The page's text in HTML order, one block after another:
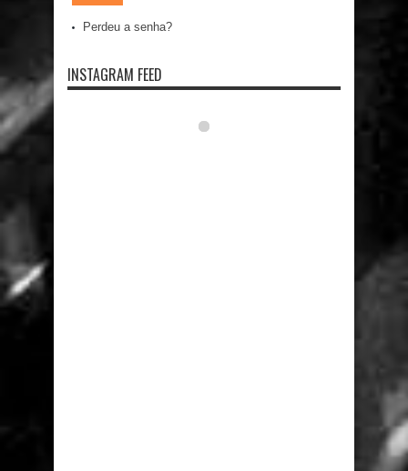
Perdeu a senha?
INSTAGRAM FEED